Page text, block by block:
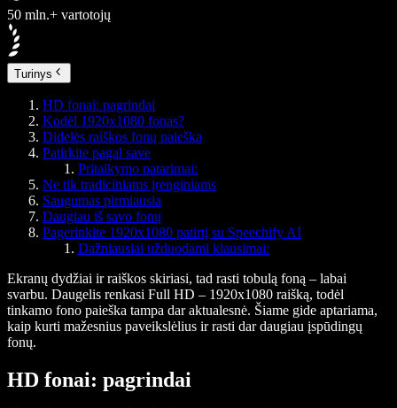
50 mln.+ vartotojų
Turinys
HD fonai: pagrindai
Kodėl 1920x1080 fonas?
Didelės raiškos fonų paieška
Patirkite pagal save
Pritaikymo patarimai:
Ne tik tradiciniams įrenginiams
Saugumas pirmiausia
Daugiau iš savo fonų
Pagerinkite 1920x1080 patirtį su Speechify AI
Dažniausiai užduodami klausimai:
Ekranų dydžiai ir raiškos skiriasi, tad rasti tobulą foną – labai
svarbu. Daugelis renkasi Full HD – 1920x1080 raišką, todėl
tinkamo fono paieška tampa dar aktualesnė. Šiame gide aptariama,
kaip kurti mažesnius paveikslėlius ir rasti dar daugiau įspūdingų
fonų.
HD fonai: pagrindai